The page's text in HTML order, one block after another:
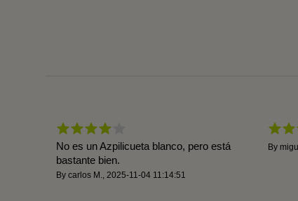
No es un Azpilicueta blanco, pero está
bastante bien.
By carlos M., 2025-11-04 11:14:51
By